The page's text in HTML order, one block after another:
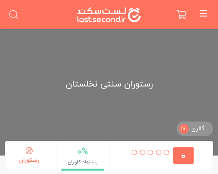
رستوران سنتی نخلستان
گالری
0
0%
پیشنهاد کاربران رستوران